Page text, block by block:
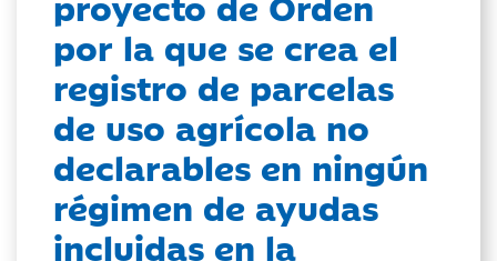
por la que se crea el
registro de parcelas
de uso agrícola no
declarables en ningún
régimen de ayudas
incluidas en la